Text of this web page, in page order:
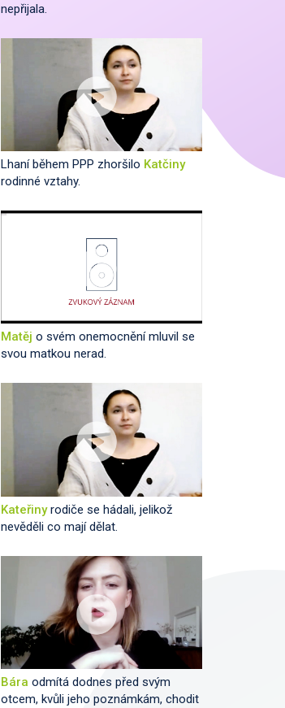
nepřijala.
Lhaní během PPP zhoršilo Katčiny
rodinné vztahy.
Matěj o svém onemocnění mluvil se
svou matkou nerad.
Kateřinyrodiče se hádali, jelikož
nevěděli co mají dělat.
Bára odmítá dodnes před svým
otcem, kvůli jeho poznámkám, chodit